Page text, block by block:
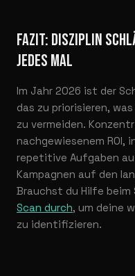
FAZIT: DISZIPLIN
JEDES MAL
Im Jahr 2026 ist der
das zu priorisieren,
zu vermeiden.
nachgewiesenem ROI,
repetitive Aufgaben
Kampagnen auf den
Brauchst du Hilfe
Scan durch, um deine
zu identifizieren.